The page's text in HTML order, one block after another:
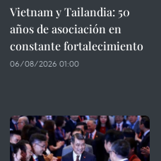
Vietnam y Tailandia: 50
años de asociación en
constante fortalecimiento
06/08/2026 01:00